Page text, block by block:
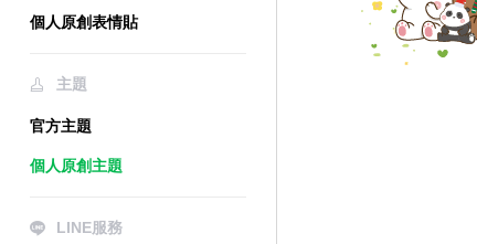
個人原創表情貼
主題
官方主題
個人原創主題
LINE服務